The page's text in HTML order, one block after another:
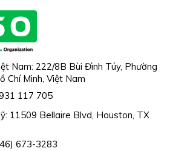
Nam: 222/8B Bùi Đình Túy, Phường
Chí Minh, Việt Nam
117 705
11509 Bellaire Blvd, Houston, TX
673-3283